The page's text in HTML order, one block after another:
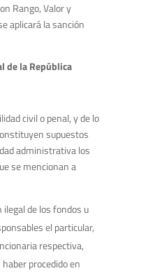
Rango, Valor y
aplicará la sanción
de la República
civil o penal, y de lo
supuestos
administrativa los
se mencionan a
ilegal de los fondos u
el particular,
respectiva,
procedido en